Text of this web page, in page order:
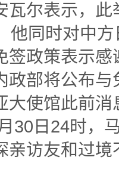
瓦尔表示，
他同时对中
签政策表示感
政部将公布
大使馆此前
30日24时，
亲访友和过